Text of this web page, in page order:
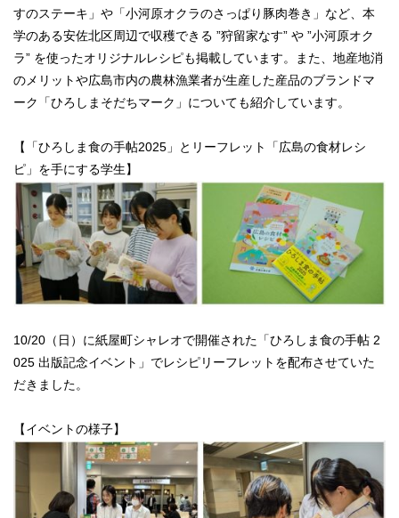
すのステーキ」や「小河原オクラのさっぱり豚肉巻き」など、本
学のある安佐北区周辺で収穫できる ”狩留家なす” や ”小河原オク
ラ” を使ったオリジナルレシピも掲載しています。また、地産地消
のメリットや広島市内の農林漁業者が生産した産品のブランドマ
ーク「ひろしまそだちマーク」についても紹介しています。
【「ひろしま食の手帖2025」とリーフレット「広島の食材レシ
ピ」を手にする学生】
10/20（日）に紙屋町シャレオで開催された「ひろしま食の手帖 2
025 出版記念イベント」でレシピリーフレットを配布させていた
だきました。
【イベントの様子】